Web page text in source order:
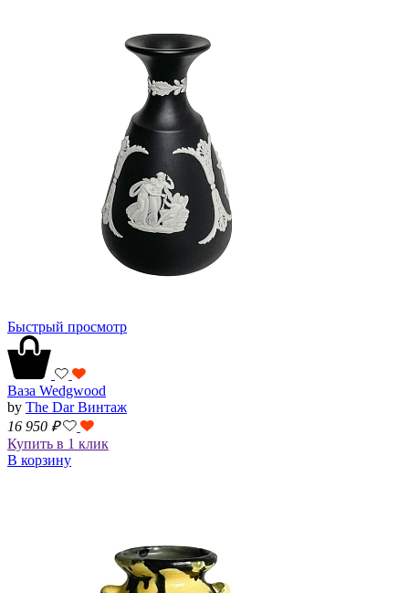
Быстрый просмотр
Ваза Wedgwood
by The Dar Винтаж
16 950 ₽
Купить в 1 клик
В корзину